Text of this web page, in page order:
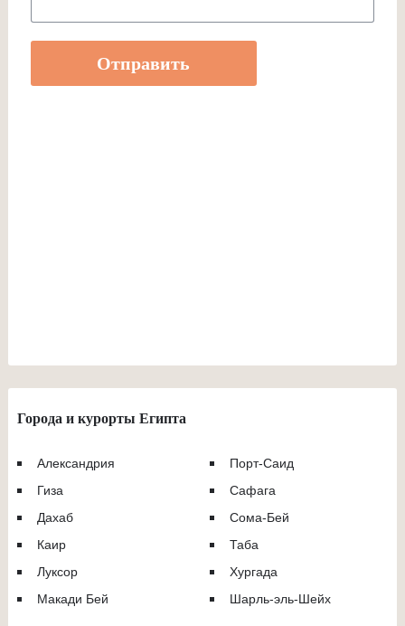
Города и курорты Египта
Александрия
Гиза
Дахаб
Каир
Луксор
Макади Бей
Порт-Саид
Сафага
Сома-Бей
Таба
Хургада
Шарль-эль-Шейх